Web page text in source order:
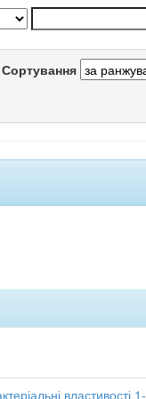
Сортування
властивості 1-